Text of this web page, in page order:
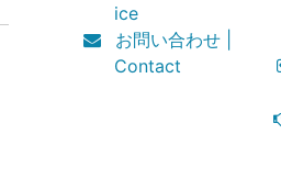
ice
お問い合わせ |
Contact